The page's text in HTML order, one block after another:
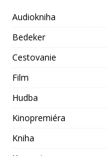
Audiokniha
Bedeker
Cestovanie
Film
Hudba
Kinopremiéra
Kniha